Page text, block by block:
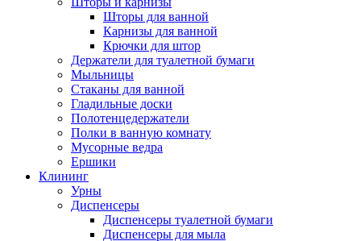
Шторы для ванной
Карнизы для ванной
Крючки для штор
Держатели для туалетной бумаги
Мыльницы
Стаканы для ванной
Гладильные доски
Полотенцедержатели
Полки в ванную комнату
Мусорные ведра
Ершики
Клининг
Урны
Диспенсеры
Диспенсеры туалетной бумаги
Диспенсеры для мыла